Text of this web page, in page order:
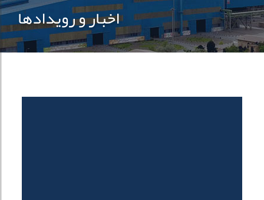
اخبار و رویدادها